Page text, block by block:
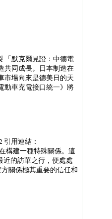
「默克爾見證：中德電
同成長。日本制造在
市場向來是德美日的天
動車充電接口統一》將
引用連結：
構建一種特殊關係。這
的訪華之行，便處處
關係極其重要的信任和